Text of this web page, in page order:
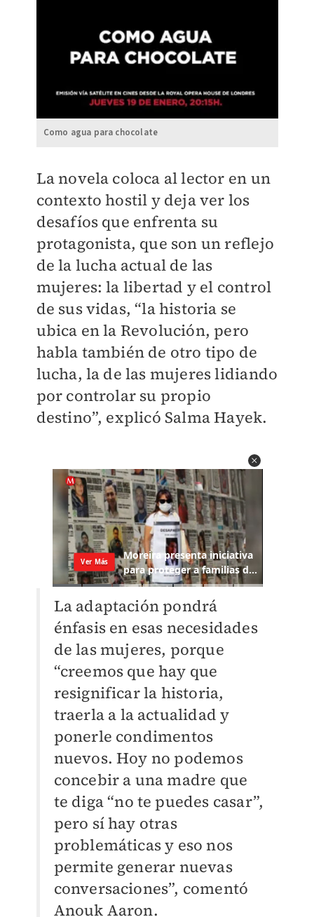
Como agua para chocolate
La novela coloca al lector en un
contexto hostil y deja ver los
desafíos que enfrenta su
protagonista, que son un reflejo
de la lucha actual de las
mujeres: la libertad y el control
de sus vidas, “la historia se
ubica en la Revolución, pero
habla también de otro tipo de
lucha, la de las mujeres lidiando
por controlar su propio
destino”, explicó Salma Hayek.
La adaptación pondrá
énfasis en esas necesidades
de las mujeres, porque
“creemos que hay que
resignificar la historia,
traerla a la actualidad y
ponerle condimentos
nuevos. Hoy no podemos
concebir a una madre que
te diga “no te puedes casar”,
pero sí hay otras
problemáticas y eso nos
permite generar nuevas
conversaciones”, comentó
Anouk Aaron.